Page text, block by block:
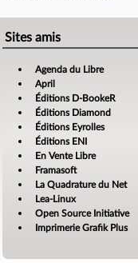
Sites amis
Agenda du Libre
April
Éditions D-BookeR
Éditions Diamond
Éditions Eyrolles
Éditions ENI
En Vente Libre
Framasoft
La Quadrature du Net
Lea-Linux
Open Source Initiative
Imprimerie Grafik Plus